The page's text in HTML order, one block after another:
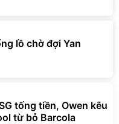
lồ chờ đợi Yan
tống tiền, Owen kêu
từ bỏ Barcola